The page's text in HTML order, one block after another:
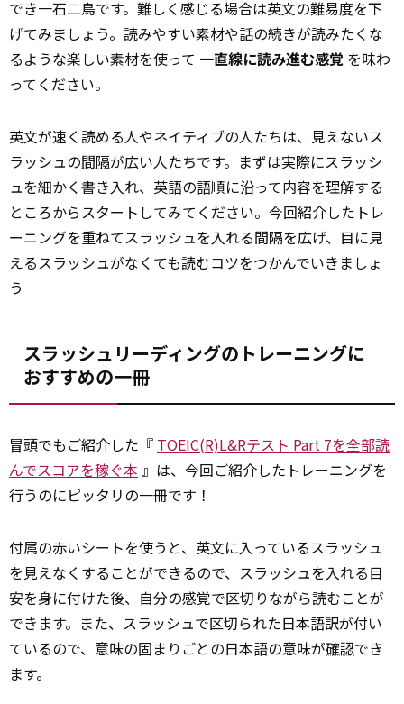
でき一石二鳥です。難しく感じる場合は英文の難易度を下
げてみましょう。読みやすい素材や話の続きが読みたくな
るような楽しい素材を使って 一直線に読み進む感覚 を味わ
ってください。
英文が速く読める人やネイティブの人たちは、見えないス
ラッシュの間隔が広い人たちです。まずは実際にスラッシ
ュを細かく書き入れ、英語の語順に沿って内容を理解する
ところからスタートしてみてください。今回紹介したトレ
ーニングを重ねてスラッシュを入れる間隔を広げ、目に見
えるスラッシュがなくても読むコツをつかんでいきましょ
う
スラッシュリーディングのトレーニングに
おすすめの一冊
冒頭でもご紹介した『 TOEIC(R)L&Rテスト Part 7を全部読
んでスコアを稼ぐ本 』は、今回ご紹介したトレーニングを
行うのにピッタリの一冊です！
付属の赤いシートを使うと、英文に入っているスラッシュ
を見えなくすることができるので、スラッシュを入れる目
安を身に付けた後、自分の感覚で区切りながら読むことが
できます。また、スラッシュで区切られた日本語訳が付い
ているので、意味の固まりごとの日本語の意味が確認でき
ます。